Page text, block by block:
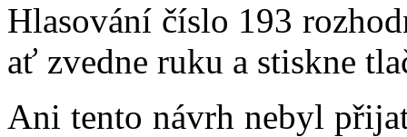
Hlasování číslo 193
ať zvedne ruku a stiskne
Ani tento návrh nebyl